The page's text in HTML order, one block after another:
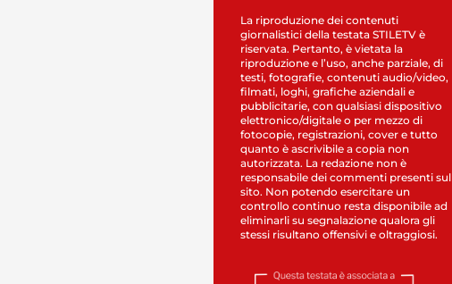
La riproduzione dei contenuti
giornalistici della testata STILETV è
riservata. Pertanto, è vietata la
riproduzione e l’uso, anche parziale, di
testi, fotografie, contenuti audio/video,
filmati, loghi, grafiche aziendali e
pubblicitarie, con qualsiasi dispositivo
elettronico/digitale o per mezzo di
fotocopie, registrazioni, cover e tutto
quanto è ascrivibile a copia non
autorizzata. La redazione non è
responsabile dei commenti presenti sul
sito. Non potendo esercitare un
controllo continuo resta disponibile ad
eliminarli su segnalazione qualora gli
stessi risultano offensivi e oltraggiosi.